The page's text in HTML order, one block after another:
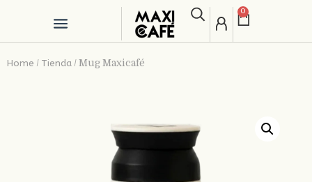
0
Home / Tienda / Mug Maxicafé